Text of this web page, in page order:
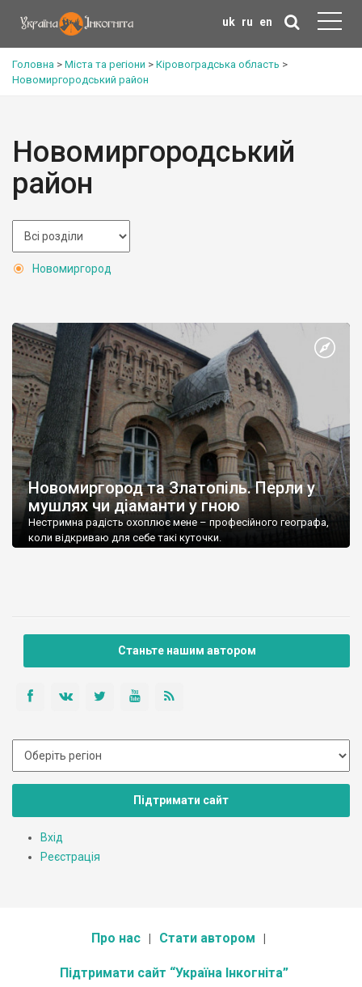
uk ru en
Головна > Міста та регіони > Кіровоградська область >
Новомиргородський район
Новомиргородський
район
Новомиргород
Новомиргород та Златопіль. Перли у
мушлях чи діаманти у гною
Нестримна радість охоплює мене – професійного географа,
коли відкриваю для себе такі куточки.
Станьте нашим автором
Підтримати сайт
Вхід
Реєстрація
Про нас Стати автором
Підтримати сайт “Україна Інкогніта”